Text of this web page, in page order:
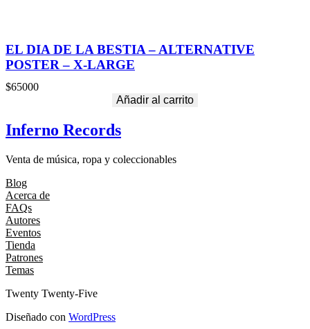
EL DIA DE LA BESTIA – ALTERNATIVE
POSTER – X-LARGE
$65000
Añadir al carrito
Inferno Records
Venta de música, ropa y coleccionables
Blog
Acerca de
FAQs
Autores
Eventos
Tienda
Patrones
Temas
Twenty Twenty-Five
Diseñado con WordPress